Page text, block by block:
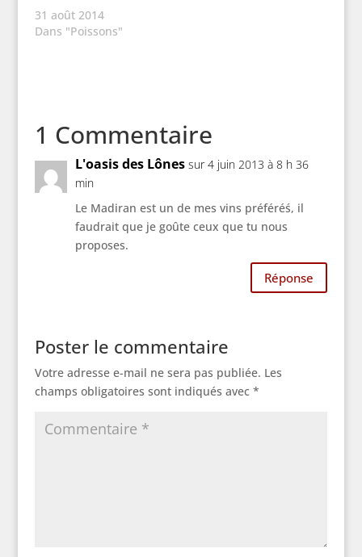
31 août 2014
Dans "Poissons"
1 Commentaire
L'oasis des Lônes sur 4 juin 2013 à 8 h 36
min
Le Madiran est un de mes vins préféréś, il
faudrait que je goûte ceux que tu nous
proposes.
Réponse
Poster le commentaire
Votre adresse e-mail ne sera pas publiée. Les
champs obligatoires sont indiqués avec *